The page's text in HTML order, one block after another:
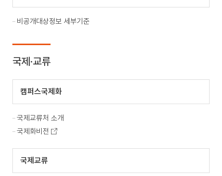
비공개대상정보 세부기준
국제·교류
캠퍼스국제화
국제교류처 소개
국제화비전
국제교류